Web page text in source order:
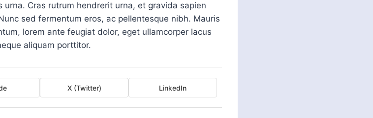
Cras rutrum hendrerit urna, et gravida sapien
sed fermentum eros, ac pellentesque nibh. Mauris
lorem ante feugiat dolor, eget ullamcorper lacus
aliquam porttitor.
X (Twitter) LinkedIn